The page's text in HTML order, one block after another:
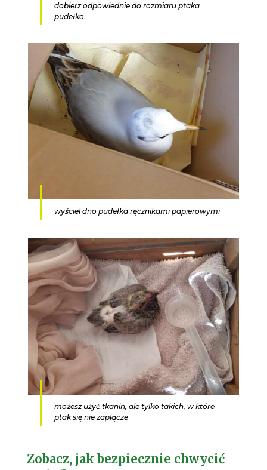
dobierz odpowiednie do rozmiaru ptaka
pudełko
wyściel dno pudełka ręcznikami papierowymi
możesz użyć tkanin, ale tylko takich, w które
ptak się nie zaplącze
Zobacz, jak bezpiecznie chwycić